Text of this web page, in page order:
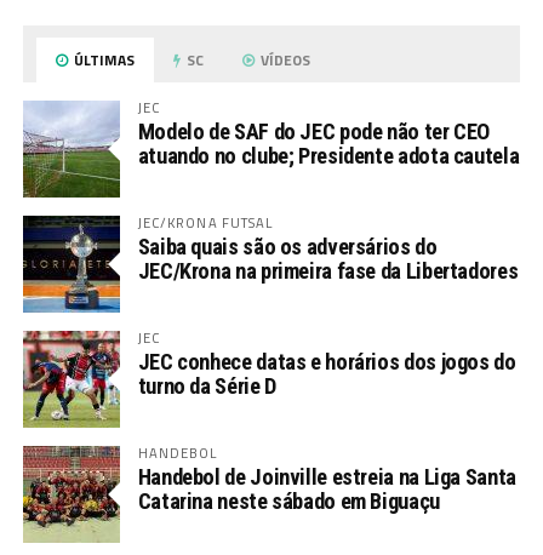
ÚLTIMAS SC VÍDEOS
JEC
Modelo de SAF do JEC pode não ter CEO
atuando no clube; Presidente adota cautela
JEC/KRONA FUTSAL
Saiba quais são os adversários do
JEC/Krona na primeira fase da Libertadores
JEC
JEC conhece datas e horários dos jogos do
turno da Série D
HANDEBOL
Handebol de Joinville estreia na Liga Santa
Catarina neste sábado em Biguaçu